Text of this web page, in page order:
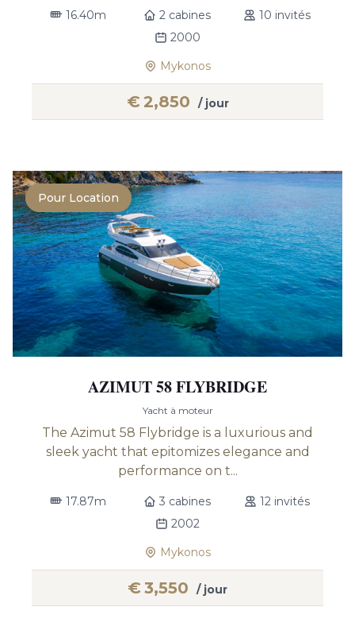
16.40m 2 cabines
10 invités
2000
Mykonos
€2,850 / jour
Pour Location
AZIMUT 58 FLYBRIDGE
Yacht à moteur
The Azimut 58 Flybridge is a luxurious and
sleek yacht that epitomizes elegance and
performance on t...
17.87m 3 cabines
12 invités
2002
Mykonos
€3,550 / jour